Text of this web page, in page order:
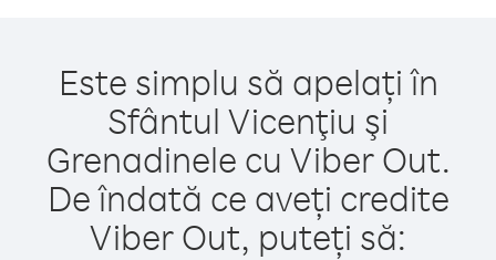
Este simplu să apelați în
Sfântul Vicenţiu şi
Grenadinele cu Viber Out.
De îndată ce aveți credite
Viber Out, puteți să: